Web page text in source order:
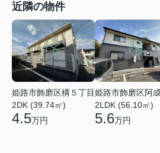
近隣の物件
姫路市飾磨区構５丁目
2DK (39.74㎡)
4.5万円
姫路市飾磨区阿
2LDK (56.10㎡)
5.6万円